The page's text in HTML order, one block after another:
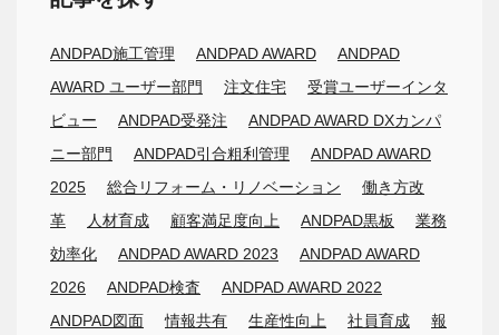
ANDPAD施工管理 ANDPAD AWARD
ANDPAD
AWARD ユーザー部門
注文住宅
受賞ユーザーインタ
ビュー
ANDPAD受発注
ANDPAD AWARD DXカンパ
ニー部門
ANDPAD引合粗利管理
ANDPAD AWARD
2025
総合リフォーム・リノベーション
働き方改
革
人材育成 顧客満足度向上 ANDPAD黒板
業務
効率化
ANDPAD AWARD 2023
ANDPAD AWARD
2026
ANDPAD検査
ANDPAD AWARD 2022
ANDPAD図面
情報共有 生産性向上 社員育成
報